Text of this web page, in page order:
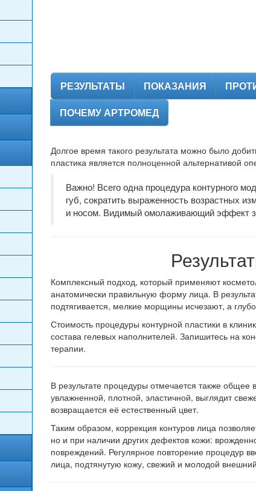
РЕЗУЛЬТАТЫ ПОКАЗАНИЯ
ПОЧЕМУ АРТРОМЕД
Долгое время такого результата можно было
пластика является полноценной альтернативой
Важно! Всего одна процедура контурного
губ, сократить выраженность возрастных
и носом. Видимый омолаживающий эффект
Комплексный подход, который применяют
анатомически правильную форму лица. В
подтягивается, мелкие морщины исчезают, а
Стоимость процедуры контурной пластики в
состава гелевых наполнителей. Запишитесь на
терапии.
В результате процедуры отмечается также общее
увлажненной, плотной, эластичной, выглядит
возвращается её естественный цвет.
Таким образом, коррекция контуров лица
но и при наличии других дефектов кожи:
повреждений. Регулярное повторение процедур
лица, подтянутую кожу, свежий и молодой